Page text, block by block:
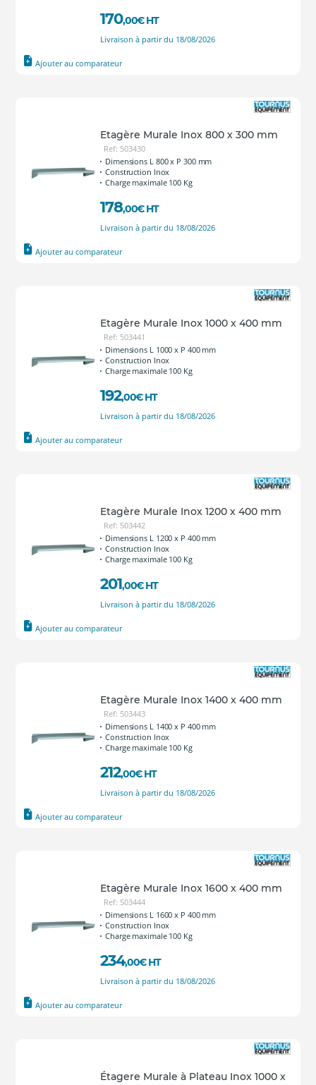
170,00€ HT
Livraison à partir du 18/08/2026
Ajouter au comparateur
Etagère Murale Inox 800 x 300 mm
Ref: 503430
Dimensions L 800 x P 300 mm
Construction Inox
Charge maximale 100 Kg
178,00€ HT
Livraison à partir du 18/08/2026
Ajouter au comparateur
Etagère Murale Inox 1000 x 400 mm
Ref: 503441
Dimensions L 1000 x P 400 mm
Construction Inox
Charge maximale 100 Kg
192,00€ HT
Livraison à partir du 18/08/2026
Ajouter au comparateur
Etagère Murale Inox 1200 x 400 mm
Ref: 503442
Dimensions L 1200 x P 400 mm
Construction Inox
Charge maximale 100 Kg
201,00€ HT
Livraison à partir du 18/08/2026
Ajouter au comparateur
Etagère Murale Inox 1400 x 400 mm
Ref: 503443
Dimensions L 1400 x P 400 mm
Construction Inox
Charge maximale 100 Kg
212,00€ HT
Livraison à partir du 18/08/2026
Ajouter au comparateur
Etagère Murale Inox 1600 x 400 mm
Ref: 503444
Dimensions L 1600 x P 400 mm
Construction Inox
Charge maximale 100 Kg
234,00€ HT
Livraison à partir du 18/08/2026
Ajouter au comparateur
Étagere Murale à Plateau Inox 1000 x